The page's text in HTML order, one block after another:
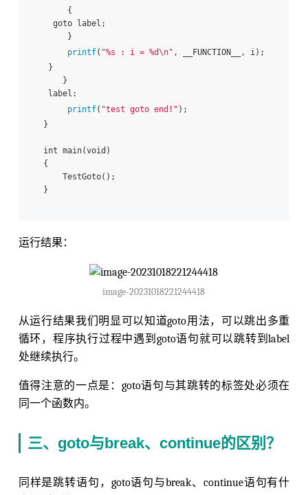
{
goto label;
}
printf( "%s : i = %d\n" , __FUNCTION__, i);
}
}
label:
printf( "test goto end!" );
}
int main(void)
{
TestGoto();
运行结果：
image-20231018221244418
从运行结果我们明显可以知道goto用法，可以跳出多重
循环，程序执行过程中遇到goto语句就可以跳转到label
处继续执行。
值得注意的一点是：goto语句与其跳转的标签处必须在
同一个函数内。
三、goto与break、continue的区别？
同样是跳转语句，goto语句与break、continue语句有什